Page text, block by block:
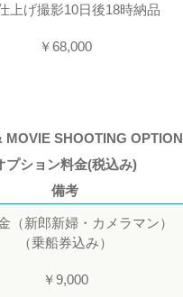
上げ撮影10日後18時納品
￥68,000
MOVIE SHOOTING OPTION
プション料金(税込み)
備考
（新郎新婦・カメラマン）
（乗船券込み）
￥9,000